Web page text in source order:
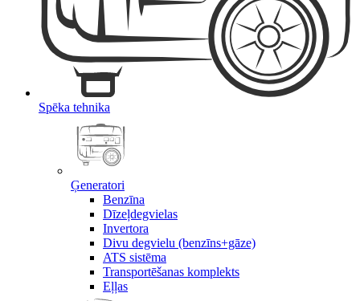
Spēka tehnika
Ģeneratori
Benzīna
Dīzeļdegvielas
Invertora
Divu degvielu (benzīns+gāze)
ATS sistēma
Transportēšanas komplekts
Eļļas